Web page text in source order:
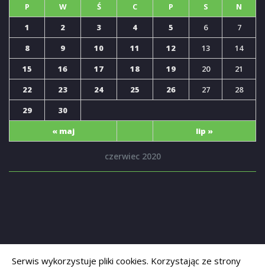
czerwiec 2020
P W Ś C P S N
« maj lip »
1 2 3 4 5 6
7
8
9 10 11 12 13
14
15
16 17 18 19 20
21
22
23 24 25 26 27
28
29
30
Serwis wykorzystuje pliki cookies. Korzystając ze strony